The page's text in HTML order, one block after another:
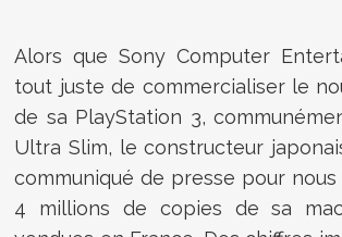
Alors que Sony Computer
tout juste de commercialiser le
de sa PlayStation 3,
Ultra Slim, le constructeur
communiqué de presse pour
4 millions de copies de sa